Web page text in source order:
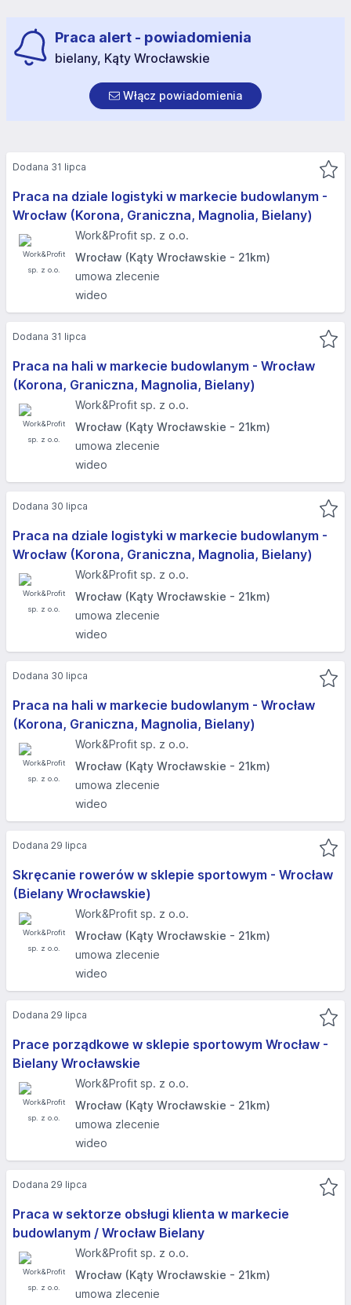
Praca alert - powiadomienia
bielany, Kąty Wrocławskie
Włącz powiadomienia
Praca na dziale logistyki w markecie budowlanym -
Wrocław (Korona, Graniczna, Magnolia, Bielany)
Work&Profit sp. z o.o.
Wrocław (Kąty Wrocławskie - 21km)
umowa zlecenie
wideo
Dodana 31 lipca
Praca na hali w markecie budowlanym - Wrocław
(Korona, Graniczna, Magnolia, Bielany)
Work&Profit sp. z o.o.
Wrocław (Kąty Wrocławskie - 21km)
umowa zlecenie
wideo
Dodana 31 lipca
Praca na dziale logistyki w markecie budowlanym -
Wrocław (Korona, Graniczna, Magnolia, Bielany)
Work&Profit sp. z o.o.
Wrocław (Kąty Wrocławskie - 21km)
umowa zlecenie
wideo
Dodana 30 lipca
Praca na hali w markecie budowlanym - Wrocław
(Korona, Graniczna, Magnolia, Bielany)
Work&Profit sp. z o.o.
Wrocław (Kąty Wrocławskie - 21km)
umowa zlecenie
wideo
Dodana 30 lipca
Skręcanie rowerów w sklepie sportowym - Wrocław
(Bielany Wrocławskie)
Work&Profit sp. z o.o.
Wrocław (Kąty Wrocławskie - 21km)
umowa zlecenie
wideo
Dodana 29 lipca
Prace porządkowe w sklepie sportowym Wrocław -
Bielany Wrocławskie
Work&Profit sp. z o.o.
Wrocław (Kąty Wrocławskie - 21km)
umowa zlecenie
wideo
Dodana 29 lipca
Praca w sektorze obsługi klienta w markecie
budowlanym / Wrocław Bielany
Work&Profit sp. z o.o.
Wrocław (Kąty Wrocławskie - 21km)
umowa zlecenie
Dodana 29 lipca